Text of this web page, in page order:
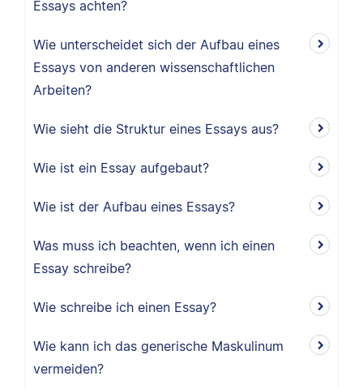
Essays achten?
Wie unterscheidet sich der Aufbau eines
Essays von anderen wissenschaftlichen
Arbeiten?
Wie sieht die Struktur eines Essays aus?
Wie ist ein Essay aufgebaut?
Wie ist der Aufbau eines Essays?
Was muss ich beachten, wenn ich einen
Essay schreibe?
Wie schreibe ich einen Essay?
Wie kann ich das generische Maskulinum
vermeiden?